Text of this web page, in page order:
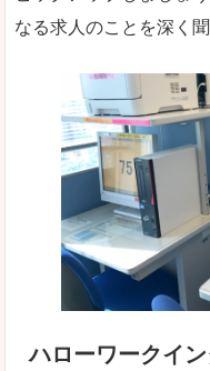
なる求人のことを深く
ハローワークイ